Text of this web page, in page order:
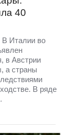
40
В Италии во
в Австрии
а страны
В ряде